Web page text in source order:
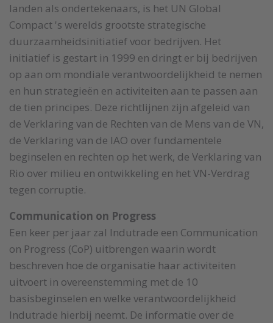
landen als ondertekenaars, is het UN Global
Compact 's werelds grootste strategische
duurzaamheidsinitiatief voor bedrijven. Het
initiatief is gestart in 1999 en dringt er bij bedrijven
op aan om mondiale verantwoordelijkheid te nemen
en hun strategieën en activiteiten aan te passen aan
de tien principes. Deze richtlijnen zijn afgeleid van
de Verklaring van de Rechten van de Mens van de VN,
de Verklaring van de IAO over fundamentele
beginselen en rechten op het werk, de Verklaring van
Rio over milieu en ontwikkeling en het VN-Verdrag
tegen corruptie.
Communication on Progress
Een keer per jaar zal Indutrade een Communication
on Progress (CoP) uitbrengen waarin wordt
beschreven hoe de organisatie haar activiteiten
uitvoert in overeenstemming met de 10
basisbeginselen en welke verantwoordelijkheid
Indutrade hierbij neemt. De informatie over de